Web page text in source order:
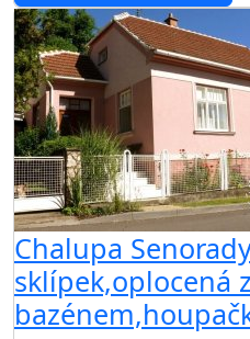
Chalupa
sklípek,oplocená